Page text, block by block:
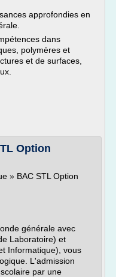
approfondies en
dans
polymères et
et de surfaces,
Option
» BAC STL Option
générale avec
Laboratoire) et
Informatique), vous
L'admission
par une